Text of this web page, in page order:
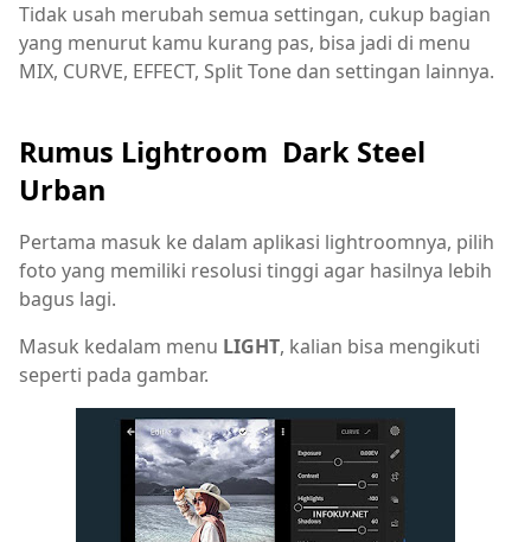
Tidak usah merubah semua settingan, cukup bagian
yang menurut kamu kurang pas, bisa jadi di menu
MIX, CURVE, EFFECT, Split Tone dan settingan lainnya.
Rumus Lightroom Dark Steel
Urban
Pertama masuk ke dalam aplikasi lightroomnya, pilih
foto yang memiliki resolusi tinggi agar hasilnya lebih
bagus lagi.
Masuk kedalam menu LIGHT, kalian bisa mengikuti
seperti pada gambar.